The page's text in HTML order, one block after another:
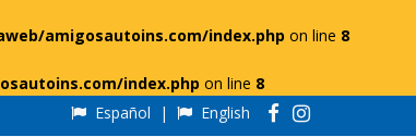
amigosautoins.com/index.php on line 8
index.php on line 8
Español | English